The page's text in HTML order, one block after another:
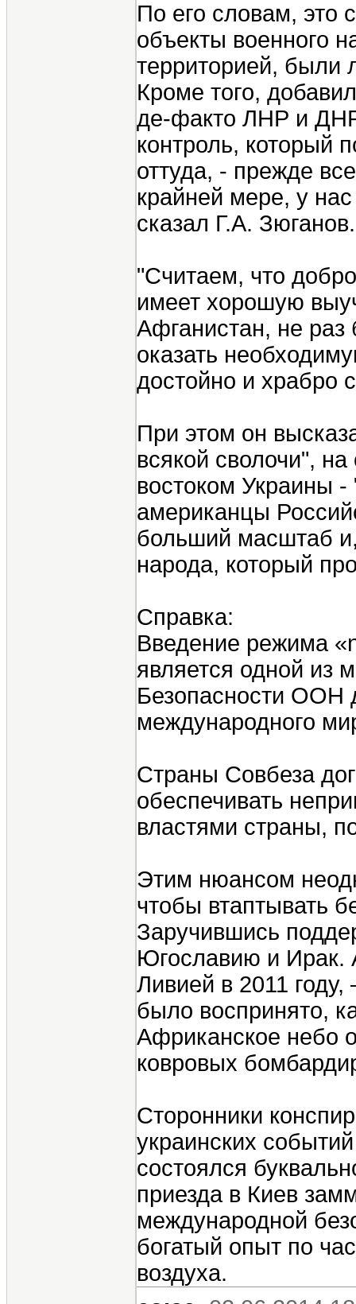
По его словам, это
объекты военного
территорией, были
Кроме того,
де-факто ЛНР и
контроль, который
оттуда, - прежде
крайней мере, у
сказал Г.А. Зюганов.
"Считаем, что
имеет хорошую
Афганистан, не раз
оказать
достойно и храбро
При этом он
всякой сволочи",
востоком Украины
американцы
больший масштаб
народа, который
Справка:
Введение режима
является одной из
Безопасности ООН
международного
Страны Совбеза
обеспечивать
властями страны,
Этим нюансом
чтобы втаптывать
Заручившись
Югославию и Ирак.
Ливией в 2011
было воспринято,
Африканское небо
ковровых
Сторонники
украинских
состоялся
приезда в Киев
международной
богатый опыт по
воздуха.